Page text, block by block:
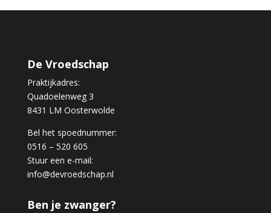
De Vroedschap
Praktijkadres:
Quadoelenweg 3
8431 LM Oosterwolde
Bel het spoednummer:
0516 – 520 605
Stuur een e-mail:
info@devroedschap.nl
Ben je zwanger?